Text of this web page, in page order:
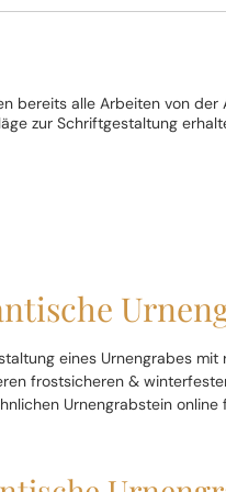
bereits alle Arbeiten von
zur Schriftgestaltung
eines Urnengrabes
frostsicheren &
Urnengrabstein